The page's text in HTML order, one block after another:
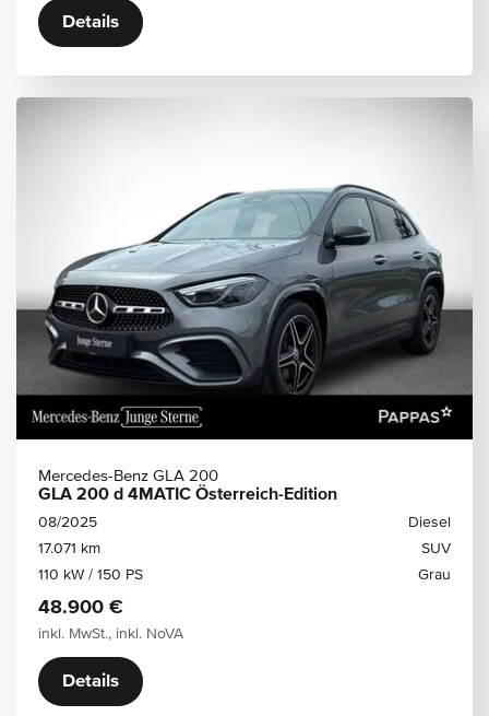
Details
Mercedes-Benz GLA 200
GLA 200 d 4MATIC Österreich-Edition
08/2025
Diesel
17.071 km
SUV
110 kW / 150 PS
Grau
48.900 €
inkl. MwSt., inkl. NoVA
Details